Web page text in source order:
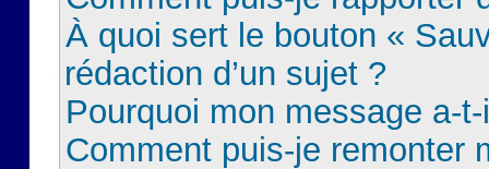
À quoi sert le bouton «
rédaction d’un sujet ?
Pourquoi mon message a-
Comment puis-je remonter